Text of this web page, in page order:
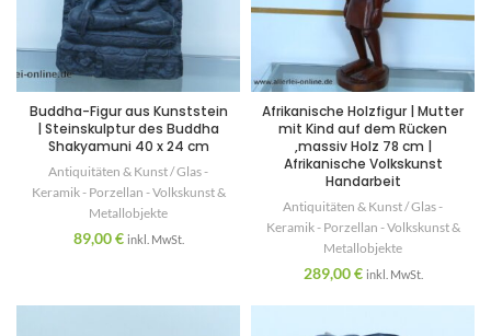
Buddha-Figur aus Kunststein
| Steinskulptur des Buddha
Shakyamuni 40 x 24 cm
Antiquitäten & Kunst / Glas -
Keramik - Porzellan - Volkskunst &
Metallobjekte
89,00€ inkl. MwSt.
Afrikanische Holzfigur | Mutter
mit Kind auf dem Rücken
,massiv Holz 78 cm |
Afrikanische Volkskunst
Handarbeit
Antiquitäten & Kunst / Glas -
Keramik - Porzellan - Volkskunst &
Metallobjekte
289,00€ inkl. MwSt.